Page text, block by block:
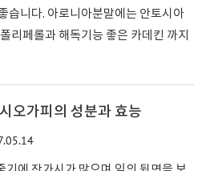
습니다. 아로니아분말에는 안토시아
리페롤과 해독기능 좋은 카데킨 까지
오가피의 성분과 효능